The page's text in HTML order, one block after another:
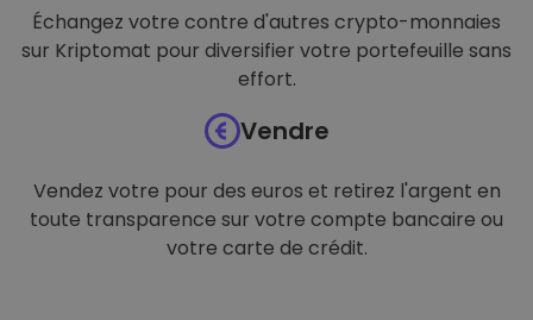
Échangez votre contre d'autres crypto-monnaies
sur Kriptomat pour diversifier votre portefeuille sans
effort.
Vendre
Vendez votre pour des euros et retirez l'argent en
toute transparence sur votre compte bancaire ou
votre carte de crédit.